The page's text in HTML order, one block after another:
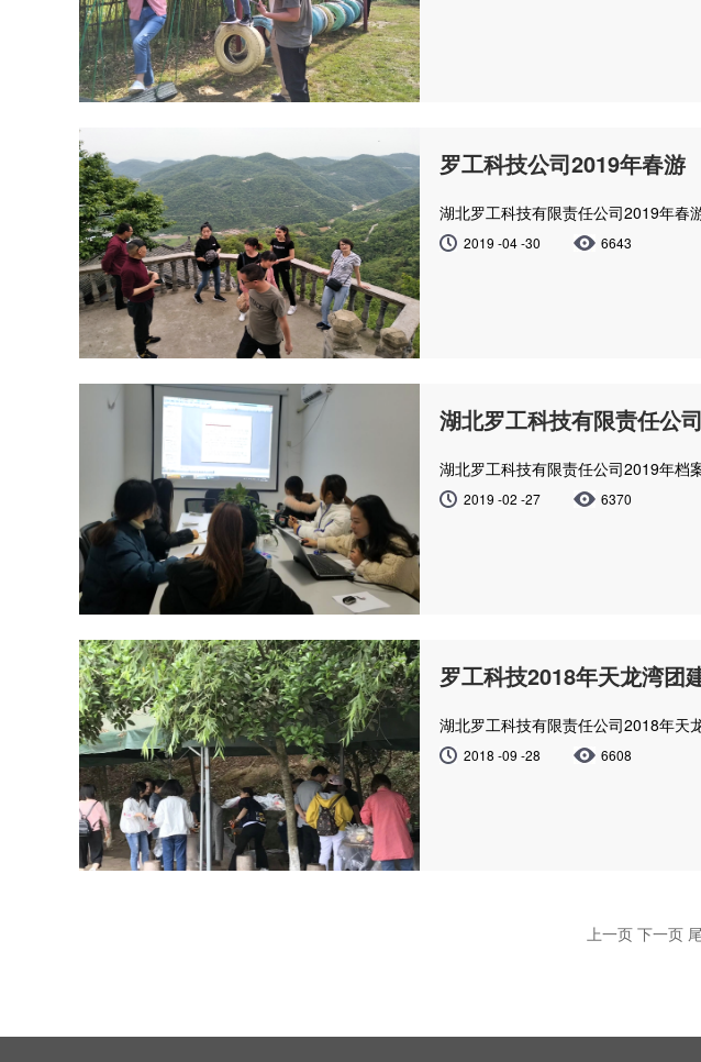
罗工科技公司2019年春游
湖北罗工科技有限责任公司2019年春
2019 -04 -30 6643
湖北罗工科技有限责任公
湖北罗工科技有限责任公司2019年档
2019 -02 -27 6370
罗工科技2018年天龙湾团
湖北罗工科技有限责任公司2018年天
2018 -09 -28 6608
上一页 下一页